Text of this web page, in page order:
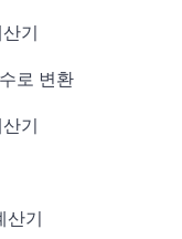
기
로 변환
기
산기